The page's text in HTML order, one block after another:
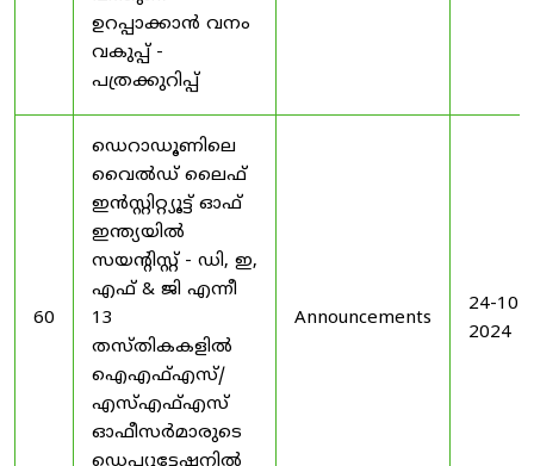
ഉറപ്പാക്കാൻ വനം
വകുപ്പ് -
പത്രക്കുറിപ്പ്
60
ഡെറാഡൂണിലെ
വൈൽഡ് ലൈഫ്
ഇൻസ്റ്റിറ്റ്യൂട്ട് ഓഫ്
ഇന്ത്യയിൽ
സയൻ്റിസ്റ്റ് - ഡി, ഇ,
എഫ് & ജി എന്നീ
13
തസ്തികകളിൽ
ഐഎഫ്എസ്/
എസ്എഫ്എസ്
ഓഫീസർമാരുടെ
Announcements
24-10-
2024